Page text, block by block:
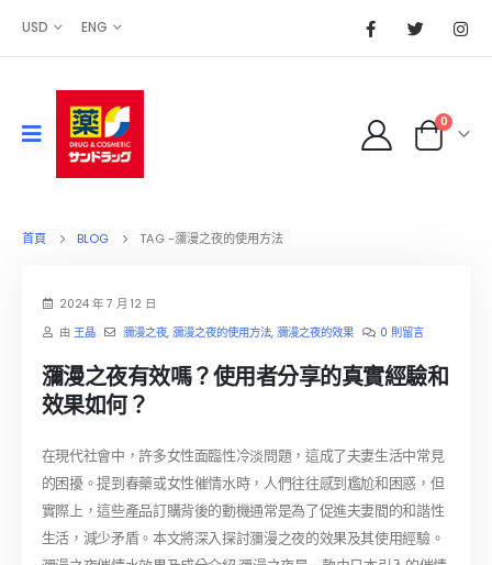
USD ENG
0
首頁 BLOG TAG -瀰漫之夜的使用方法
2024 年 7 月 12 日
由 王晶 瀰漫之夜, 瀰漫之夜的使用方法, 瀰漫之夜的效果 0 則留言
瀰漫之夜有效嗎？使用者分享的真實經驗和
效果如何？
在現代社會中，許多女性面臨性冷淡問題，這成了夫妻生活中常見
的困擾。提到春藥或女性催情水時，人們往往感到尷尬和困惑，但
實際上，這些產品訂購背後的動機通常是為了促進夫妻間的和諧性
生活，減少矛盾。本文將深入探討瀰漫之夜的效果及其使用經驗。